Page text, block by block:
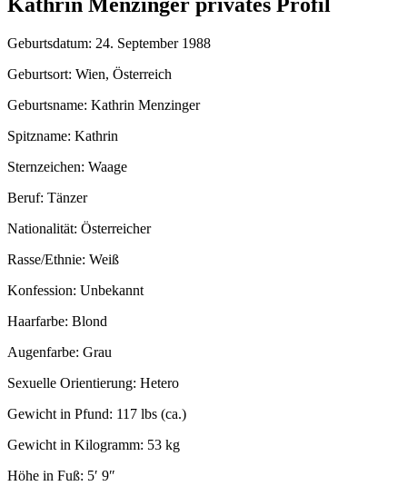
Geburtsdatum: 24. September 1988
Geburtsort: Wien, Österreich
Geburtsname: Kathrin Menzinger
Spitzname: Kathrin
Sternzeichen: Waage
Beruf: Tänzer
Nationalität: Österreicher
Rasse/Ethnie: Weiß
Konfession: Unbekannt
Haarfarbe: Blond
Augenfarbe: Grau
Sexuelle Orientierung: Hetero
Gewicht in Pfund: 117 lbs (ca.)
Gewicht in Kilogramm: 53 kg
Höhe in Fuß: 5′ 9″